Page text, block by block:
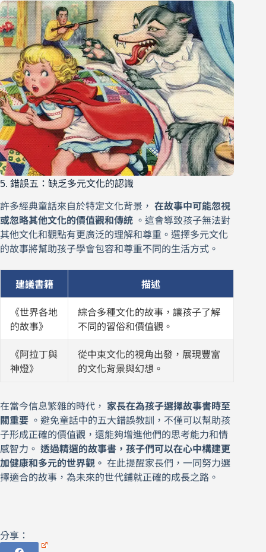
5. 錯誤五：缺乏多元文化的認識
許多經典童話來自於特定文化背景， 在故事中可能忽視
或忽略其他文化的價值觀和傳統 。這會導致孩子無法對
其他文化和觀點有更廣泛的理解和尊重。選擇多元文化
的故事將幫助孩子學會包容和尊重不同的生活方式。
建議書籍 描述
《世界各地
的故事》
綜合多種文化的故事，讓孩子了解
不同的習俗和價值觀。
《阿拉丁與
神燈》
從中東文化的視角出發，展現豐富
的文化背景與幻想。
在當今信息繁雜的時代， 家長在為孩子選擇故事書時至
關重要 。避免童話中的五大錯誤教訓，不僅可以幫助孩
子形成正確的價值觀，還能夠增進他們的思考能力和情
感智力。 透過精選的故事書，孩子們可以在心中構建更
加健康和多元的世界觀。 在此提醒家長們，一同努力選
擇適合的故事，為未來的世代鋪就正確的成長之路。
分享：